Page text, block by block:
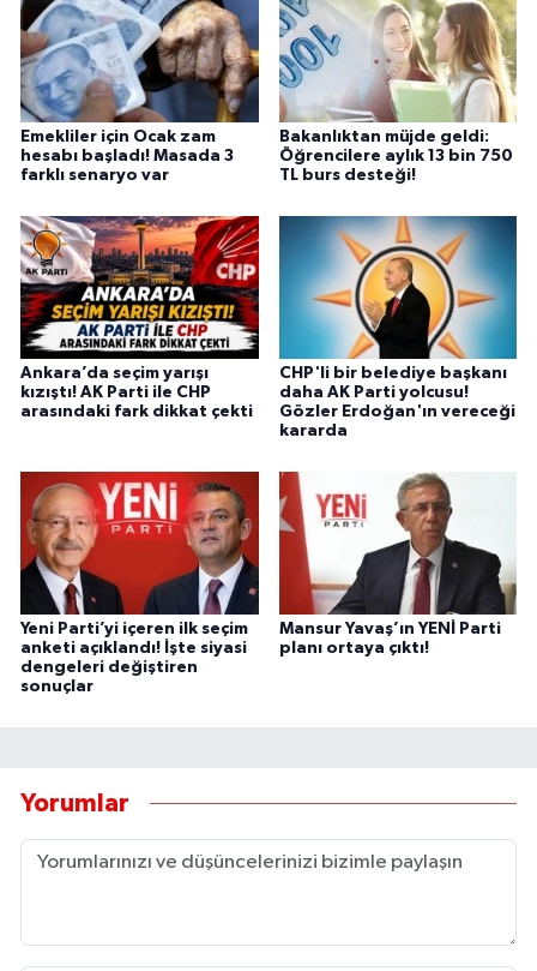
Emekliler için Ocak zam
hesabı başladı! Masada 3
farklı senaryo var
Bakanlıktan müjde geldi:
Öğrencilere aylık 13 bin 750
TL burs desteği!
Ankara’da seçim yarışı
kızıştı! AK Parti ile CHP
arasındaki fark dikkat çekti
CHP'li bir belediye başkanı
daha AK Parti yolcusu!
Gözler Erdoğan'ın vereceği
kararda
Yeni Parti’yi içeren ilk seçim
anketi açıklandı! İşte siyasi
dengeleri değiştiren
sonuçlar
Mansur Yavaş’ın YENİ Parti
planı ortaya çıktı!
Yorumlar